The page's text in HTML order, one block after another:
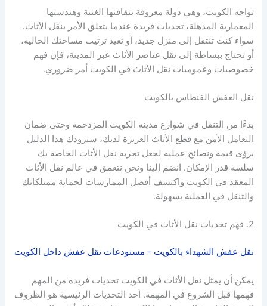
تواجه الكويت، وهي دولة معروفة بثقافتها الغنية وهندستها
المعمارية المذهلة، تحديات فريدة عندما يتعلق الأمر بنقل الأثاث.
سواء كنت تنتقل إلى منزل جديد، أو تعيد ترتيب مساحتك الحالية،
أو تحتاج ببساطة إلى نقل عناصر الأثاث عبر المدينة، فإن فهم
خصوصيات وعموميات نقل الأثاث في الكويت أمر ضروري.
نقل العفش الفنطاس بالكويت
بدءًا من التنقل في شوارع مدينة الكويت المزدحمة وحتى ضمان
التعامل الآمن مع قطع الأثاث العزيزة لديك، سيزودك هذا الدليل
برؤى قيمة ونصائح عملية لجعل تجربة نقل الأثاث الخاصة بك
سلسة قدر الإمكان. انضم إلينا ونحن نتعمق في عالم نقل الأثاث
المعقد في الكويت واكتشف أفضل الممارسات لحماية ممتلكاتك
والتنقل في العملية بسهولة.
2. فهم تحديات نقل الأثاث في الكويت
نقل عفش الشهداء بالكويت – مستودعات نقل عفش داخل الكويت
يمكن أن يمثل نقل الأثاث في الكويت تحديات فريدة من المهم
فهمها قبل الشروع في المهمة. أحد التحديات الرئيسية هو الظروف